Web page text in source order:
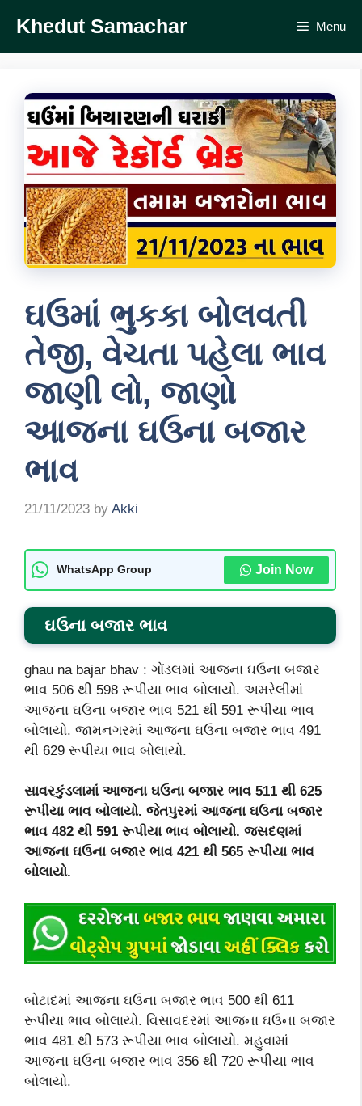
content
Khedut Samachar Menu
ઘઉમાં ભુકકા બોલવતી
તેજી, વેચતા પહેલા ભાવ
જાણી લો, જાણો
આજના ઘઉના બજાર
ભાવ
21/11/2023 by Akki
WhatsApp Group Join Now
ઘઉના બજાર ભાવ
ghau na bajar bhav : ગોંડલમાં આજના ઘઉના બજાર
ભાવ 506 થી 598 રૂપીયા ભાવ બોલાયો. અમરેલીમાં
આજના ઘઉના બજાર ભાવ 521 થી 591 રૂપીયા ભાવ
બોલાયો. જામનગરમાં આજના ઘઉના બજાર ભાવ 491
થી 629 રૂપીયા ભાવ બોલાયો.
સાવરકુંડલામાં આજના ઘઉના બજાર ભાવ 511 થી 625
રૂપીયા ભાવ બોલાયો. જેતપુરમાં આજના ઘઉના બજાર
ભાવ 482 થી 591 રૂપીયા ભાવ બોલાયો. જસદણમાં
આજના ઘઉના બજાર ભાવ 421 થી 565 રૂપીયા ભાવ
બોલાયો.
બોટાદમાં આજના ઘઉના બજાર ભાવ 500 થી 611
રૂપીયા ભાવ બોલાયો. વિસાવદરમાં આજના ઘઉના બજાર
ભાવ 481 થી 573 રૂપીયા ભાવ બોલાયો. મહુવામાં
આજના ઘઉના બજાર ભાવ 356 થી 720 રૂપીયા ભાવ
બોલાયો.